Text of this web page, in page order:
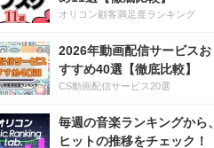
オリコン顧客満足度ランキング
2026年動画配信サービスお
すすめ40選【徹底比較】
CS動画配信サービス20選
毎週の音楽ランキングから、
ヒットの推移をチェック！